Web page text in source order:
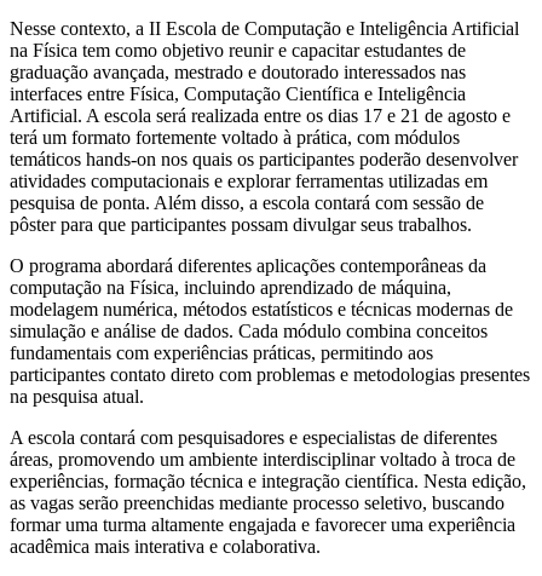
Nesse contexto, a II Escola de Computação e Inteligência Artificial
na Física tem como objetivo reunir e capacitar estudantes de
graduação avançada, mestrado e doutorado interessados nas
interfaces entre Física, Computação Científica e Inteligência
Artificial. A escola será realizada entre os dias 17 e 21 de agosto e
terá um formato fortemente voltado à prática, com módulos
temáticos hands-on nos quais os participantes poderão desenvolver
atividades computacionais e explorar ferramentas utilizadas em
pesquisa de ponta. Além disso, a escola contará com sessão de
pôster para que participantes possam divulgar seus trabalhos.
O programa abordará diferentes aplicações contemporâneas da
computação na Física, incluindo aprendizado de máquina,
modelagem numérica, métodos estatísticos e técnicas modernas de
simulação e análise de dados. Cada módulo combina conceitos
fundamentais com experiências práticas, permitindo aos
participantes contato direto com problemas e metodologias presentes
na pesquisa atual.
A escola contará com pesquisadores e especialistas de diferentes
áreas, promovendo um ambiente interdisciplinar voltado à troca de
experiências, formação técnica e integração científica. Nesta edição,
as vagas serão preenchidas mediante processo seletivo, buscando
formar uma turma altamente engajada e favorecer uma experiência
acadêmica mais interativa e colaborativa.